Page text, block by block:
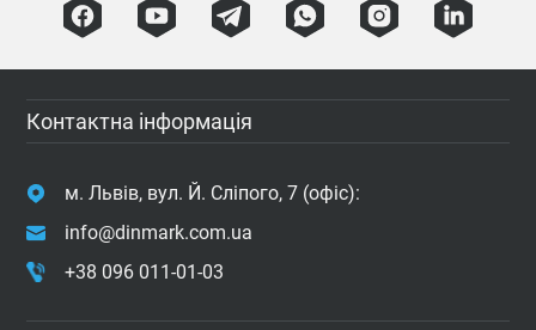
Контактна інформація
м. Львів, вул. Й. Сліпого, 7 (офіс):
info@dinmark.com.ua
+38 096 011-01-03